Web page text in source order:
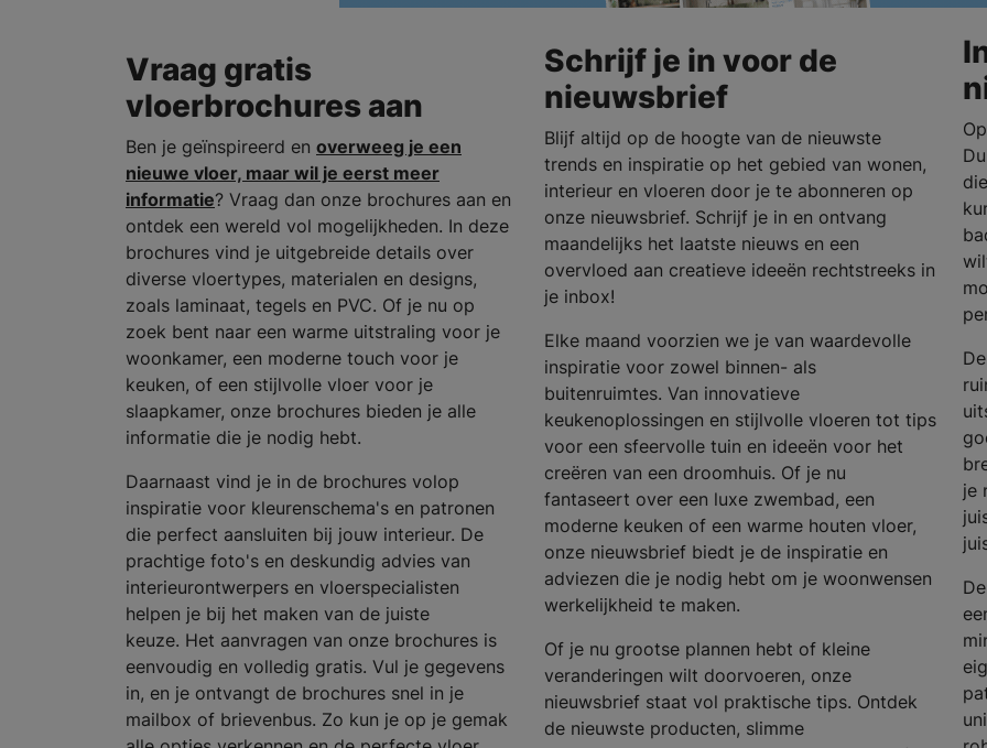
Vraag gratis
vloerbrochures aan
Ben je geïnspireerd en overweeg je een
nieuwe vloer, maar wil je eerst meer
informatie? Vraag dan onze brochures aan en
ontdek een wereld vol mogelijkheden. In deze
brochures vind je uitgebreide details over
diverse vloertypes, materialen en designs,
zoals laminaat, tegels en PVC. Of je nu op
zoek bent naar een warme uitstraling voor je
woonkamer, een moderne touch voor je
keuken, of een stijlvolle vloer voor je
slaapkamer, onze brochures bieden je alle
informatie die je nodig hebt.
Daarnaast vind je in de brochures volop
inspiratie voor kleurenschema's en patronen
die perfect aansluiten bij jouw interieur. De
prachtige foto's en deskundig advies van
interieurontwerpers en vloerspecialisten
helpen je bij het maken van de juiste
keuze. Het aanvragen van onze brochures is
eenvoudig en volledig gratis. Vul je gegevens
in, en je ontvangt de brochures snel in je
mailbox of brievenbus. Zo kun je op je gemak
Schrijf je in voor de
nieuwsbrief
Blijf altijd op de hoogte van de nieuwste
trends en inspiratie op het gebied van wonen,
interieur en vloeren door je te abonneren op
onze nieuwsbrief. Schrijf je in en ontvang
maandelijks het laatste nieuws en een
overvloed aan creatieve ideeën rechtstreeks in
je inbox!
Elke maand voorzien we je van waardevolle
inspiratie voor zowel binnen- als
buitenruimtes. Van innovatieve
keukenoplossingen en stijlvolle vloeren tot tips
voor een sfeervolle tuin en ideeën voor het
creëren van een droomhuis. Of je nu
fantaseert over een luxe zwembad, een
moderne keuken of een warme houten vloer,
onze nieuwsbrief biedt je de inspiratie en
adviezen die je nodig hebt om je woonwensen
werkelijkheid te maken.
Of je nu grootse plannen hebt of kleine
veranderingen wilt doorvoeren, onze
nieuwsbrief staat vol praktische tips. Ontdek
de nieuwste producten, slimme
je